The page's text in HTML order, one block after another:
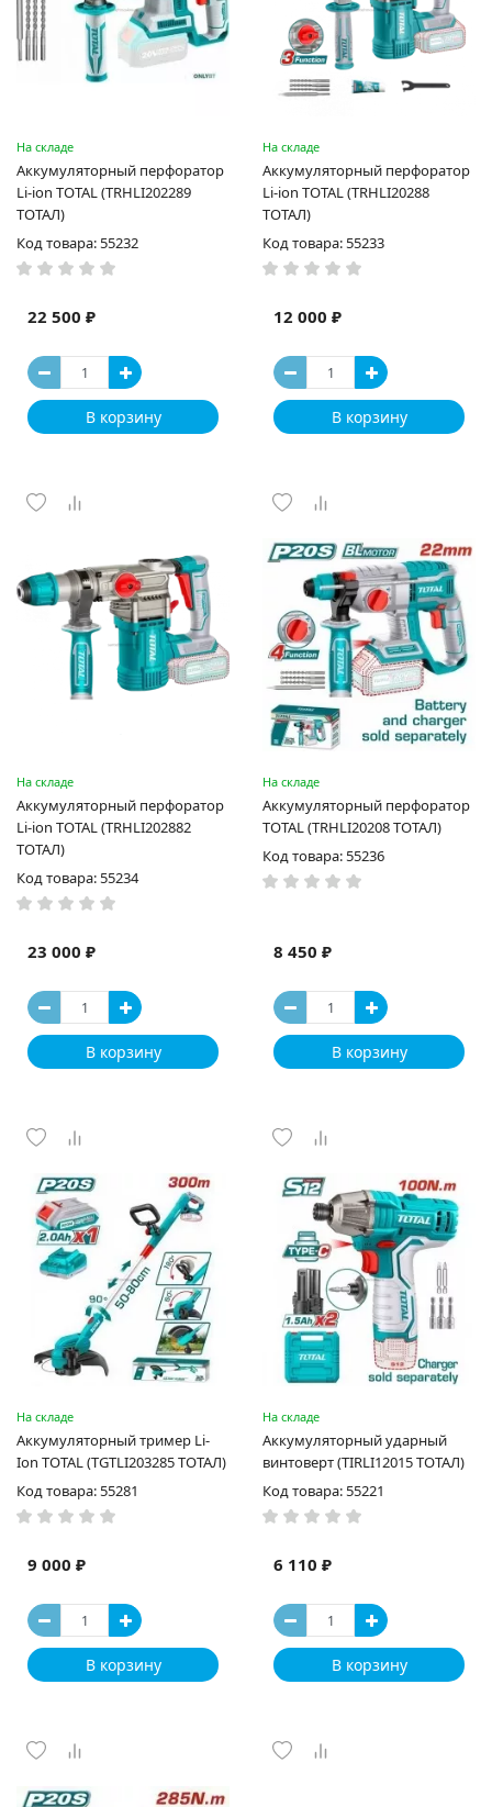
На складе
Аккумуляторный перфоратор
Li-ion TOTAL (TRHLI202289
ТОТАЛ)
Код товара: 55232
22 500 ₽
В корзину
На складе
Аккумуляторный перфоратор
Li-ion TOTAL (TRHLI20288
ТОТАЛ)
Код товара: 55233
12 000 ₽
В корзину
На складе
Аккумуляторный перфоратор
Li-ion TOTAL (TRHLI202882
ТОТАЛ)
Код товара: 55234
23 000 ₽
В корзину
На складе
Аккумуляторный перфоратор
TOTAL (TRHLI20208 ТОТАЛ)
Код товара: 55236
8 450 ₽
В корзину
На складе
Аккумуляторный тример Li-
Ion TOTAL (TGTLI203285 ТОТАЛ)
Код товара: 55281
9 000 ₽
В корзину
На складе
Аккумуляторный ударный
винтоверт (TIRLI12015 ТОТАЛ)
Код товара: 55221
6 110 ₽
В корзину